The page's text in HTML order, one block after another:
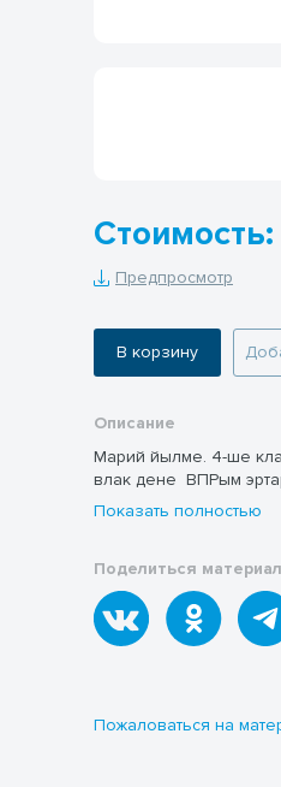
Предпросмотр
В корзину
Описание
Марий йылме. 4-ше
влак дене ВПРым
Показать полностью
Поделиться
Пожаловаться на